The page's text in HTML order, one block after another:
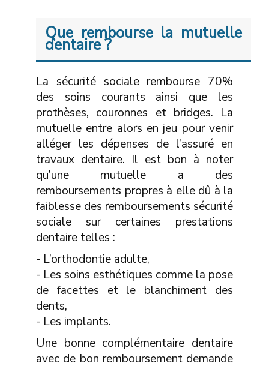
Que rembourse la mutuelle
dentaire ?
La sécurité sociale rembourse 70%
des soins courants ainsi que les
prothèses, couronnes et bridges. La
mutuelle entre alors en jeu pour venir
alléger les dépenses de l’assuré en
travaux dentaire. Il est bon à noter
qu’une mutuelle a des
remboursements propres à elle dû à la
faiblesse des remboursements sécurité
sociale sur certaines prestations
dentaire telles :
- L’orthodontie adulte,
- Les soins esthétiques comme la pose
de facettes et le blanchiment des
dents,
- Les implants.
Une bonne complémentaire dentaire
avec de bon remboursement demande